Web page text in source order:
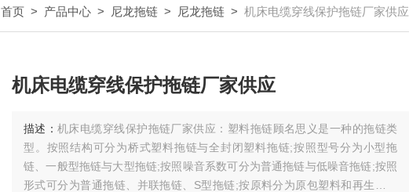
首页 > 产品中心 > 尼龙拖链 > 尼龙拖链 > 机床电缆穿线保护拖链厂家供应
机床电缆穿线保护拖链厂家供应
描述： 机床电缆穿线保护拖链厂家供应：塑料拖链顾名思义是一种的拖链类
型。按照结构可分为桥式塑料拖链与全封闭塑料拖链;按照型号分为小型拖
链、一般型拖链与大型拖链;按照噪音系数可分为普通拖链与低噪音拖链;按照
形式可分为普通拖链、并联拖链、S型拖链;按原料分为原包塑料和再生塑料